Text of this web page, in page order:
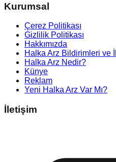
Kurumsal
Çerez Politikası
Gizlilik Politikası
Hakkımızda
Halka Arz Bildirimleri ve
Halka Arz Nedir?
Künye
Reklam
Yeni Halka Arz Var Mı?
İletişim